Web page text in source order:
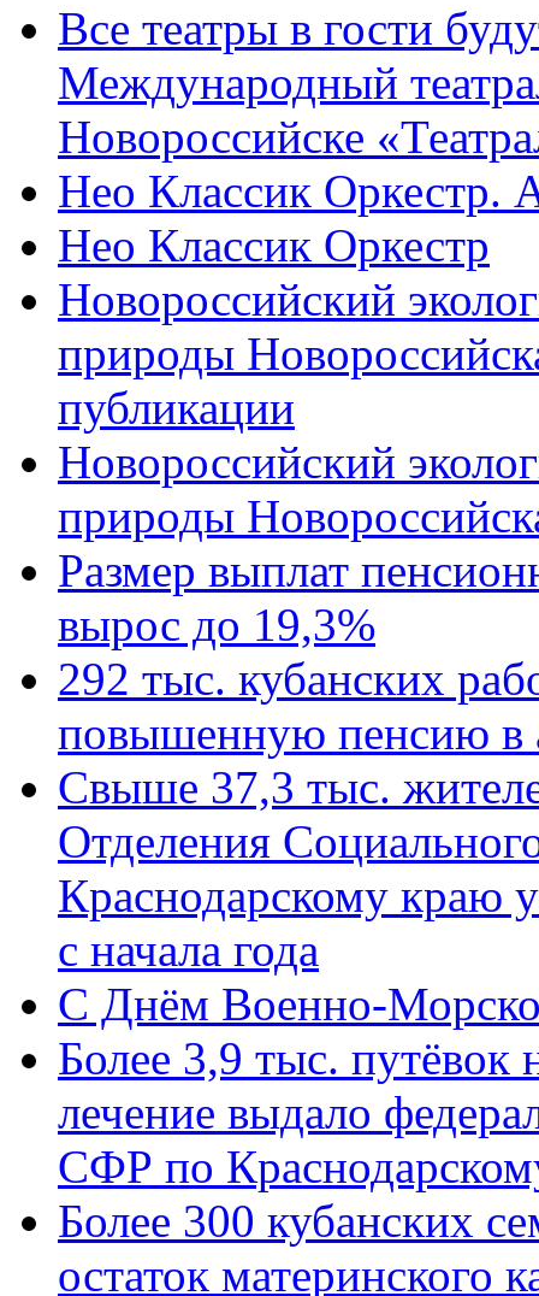
Все театры в гости
Международный
Новороссийске
Нео Классик Оркестр.
Нео Классик Оркестр
Новороссийский
природы
публикации
Новороссийский
природы
Размер выплат
вырос до 19,3%
292 тыс. кубанских
повышенную пенсию в
Свыше 37,3 тыс.
Отделения
Краснодарскому краю
с начала года
C Днём Военно-
Более 3,9 тыс. путёвок
лечение выдало
СФР по
Более 300 кубанских
остаток материнского